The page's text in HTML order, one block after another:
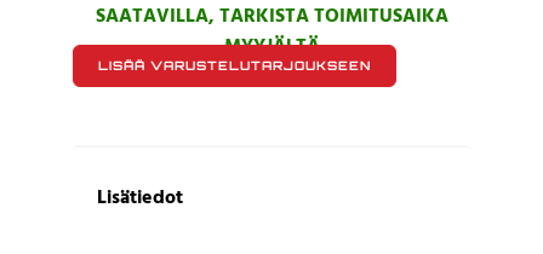
SAATAVILLA, TARKISTA TOIMITUSAIKA
MYYJÄLTÄ
LISÄÄ VARUSTELUTARJOUKSEEN
Lisätiedot